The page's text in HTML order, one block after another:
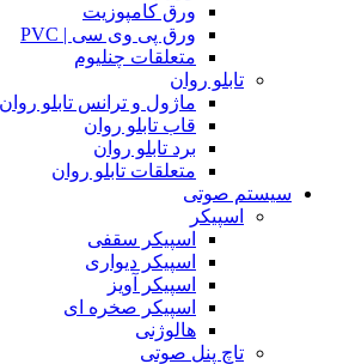
ورق کامپوزیت
ورق پی وی سی | PVC
متعلقات چنلیوم
تابلو روان
ماژول و ترانس تابلو روان
قاب تابلو روان
برد تابلو روان
متعلقات تابلو روان
سیستم صوتی
اسپیکر
اسپیکر سقفی
اسپیکر دیواری
اسپیکر آویز
اسپیکر صخره ای
هالوژنی
تاچ پنل صوتی